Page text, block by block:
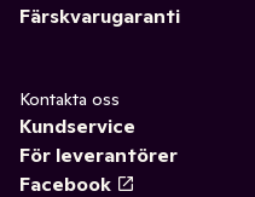
Färskvarugaranti
Kontakta oss
Kundservice
För leverantörer
Facebook